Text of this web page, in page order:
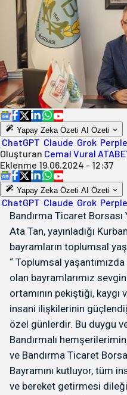
Yapay Zeka Özeti AI Özeti
ChatGPT Claude Grok
Oluşturan Cemal Vural
Eklenme 19.06.2024 - 12:37
Yapay Zeka Özeti AI Özeti
ChatGPT Claude Grok
Bandırma Ticaret Borsası
Ata Tan, yayınladığı
bayramların toplumsal
“ Toplumsal
olan bayramlarımız
ortamının pekiştiği,
insani ilişkilerinin
özel günlerdir. Bu duygu
Bandırmalı
ve Bandırma Ticaret
Bayramını kutluyor, tüm
ve bereket getirmesi